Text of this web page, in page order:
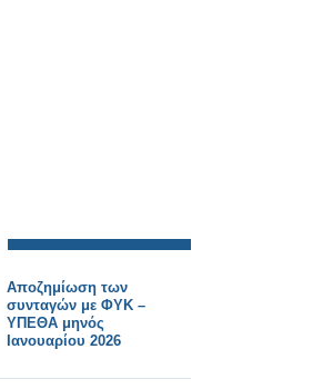
Αποζημίωση των
συνταγών με ΦΥΚ –
ΥΠΕΘΑ μηνός
Ιανουαρίου 2026